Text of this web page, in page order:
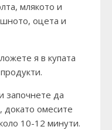
млякото и
оцета и
я в купата
започнете да
докато омесите
10-12 минути.